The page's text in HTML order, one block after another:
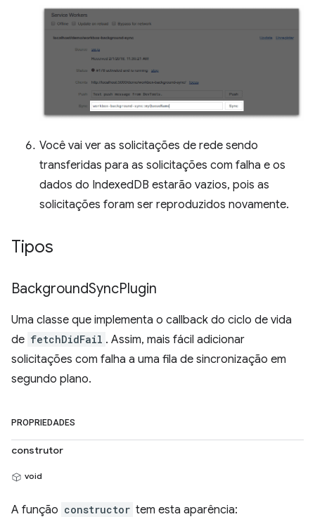
Você vai ver as solicitações de rede sendo
transferidas para as solicitações com falha e os
dados do IndexedDB estarão vazios, pois as
solicitações foram ser reproduzidos novamente.
Tipos
BackgroundSyncPlugin
Uma classe que implementa o callback do ciclo de vida
de fetchDidFail . Assim, mais fácil adicionar
solicitações com falha a uma fila de sincronização em
segundo plano.
PROPRIEDADES
construtor
void
A função constructor tem esta aparência: